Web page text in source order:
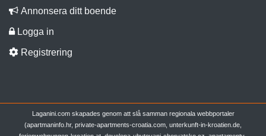
Annonsera ditt boende
Logga in
Registrering
Laganini.com skapades genom att slå samman regionala webbportaler
(apartmaninfo.hr, private-apartments-croatia.com, unterkunft-in-kroatien.de,